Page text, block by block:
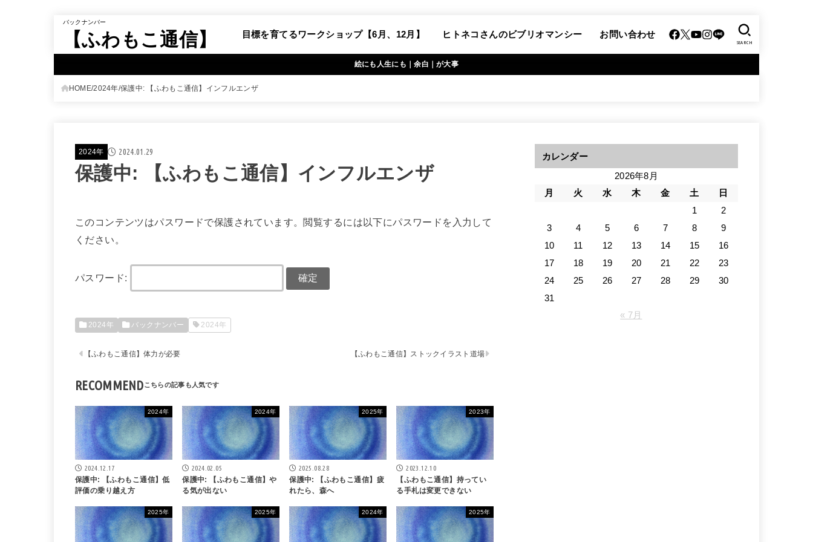
バックナンバー
【ふわもこ通信】 目標を育てるワークショップ【6月、12月】 ヒトネコさんのビブリオマンシー お問い合わせ
SEARCH
絵にも人生にも｜余白｜が大事
HOME 2024年 保護中: 【ふわもこ通信】インフルエンザ
2024年 2024.01.29
保護中: 【ふわもこ通信】インフルエンザ
このコンテンツはパスワードで保護されています。閲覧するには以下にパスワードを入力して
ください。
パスワード:
2024年 バックナンバー 2024年
【ふわもこ通信】体力が必要 【ふわもこ通信】ストックイラスト道場
RECOMMEND
2024年
2024.12.17
保護中: 【ふわもこ通信】低
評価の乗り越え方
2024年
2024.02.05
保護中: 【ふわもこ通信】や
る気が出ない
2025年
2025.08.28
保護中: 【ふわもこ通信】疲
れたら、森へ
2023年
2023.12.10
【ふわもこ通信】持ってい
る手札は変更できない
2025年 2025年 2024年 2025年
カレンダー
2026年8月
月
火 水 木 金 土
日
1
2
3
4 5 6 7 8
9
10
11 12 13 14 15
16
17
18 19 20 21 22
23
24
25 26 27 28 29
30
31
« 7月